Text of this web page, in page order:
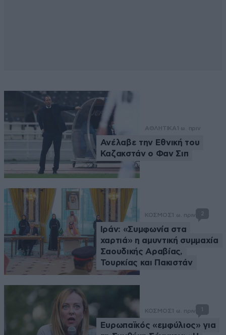
ΑΘΛΗΤΙΚΑ 1 ω. πριν
Ανέλαβε την Εθνική του
Καζακστάν ο Φαν Σιπ
ΚΟΣΜΟΣ 1 ω. πριν 2
Ιράν: «Συμφωνία στα
χαρτιά» η αμυντική συμμαχία
Σαουδικής Αραβίας,
Τουρκίας και Πακιστάν
ΚΟΣΜΟΣ 1 ω. πριν 1
Ευρωπαϊκός «εμφύλιος» για